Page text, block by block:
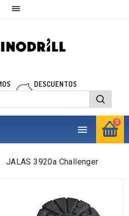

0
DESCUENTOS
personalizados

JALAS 3920a Challenger